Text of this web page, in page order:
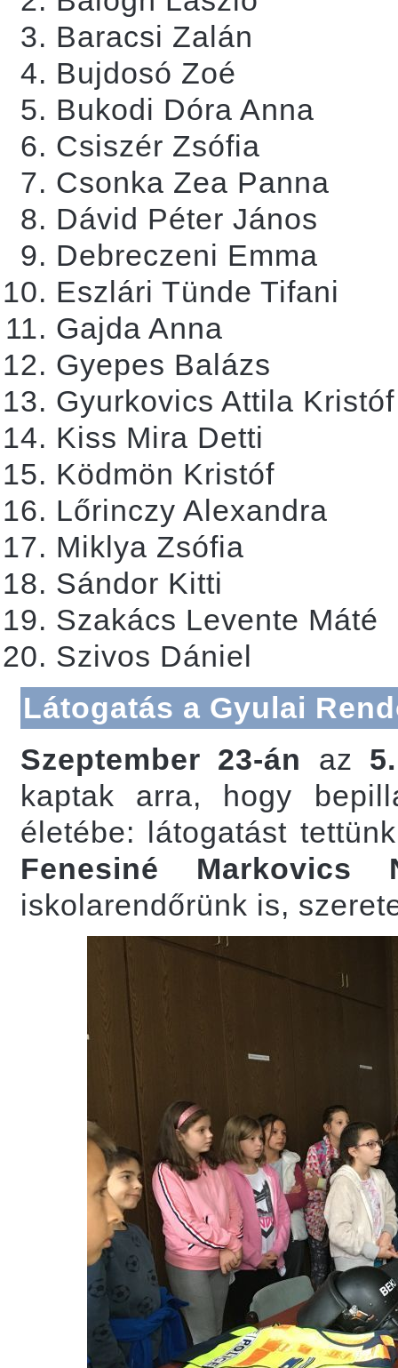
Baracsi Zalán
Bujdosó Zoé
Bukodi Dóra Anna
Csiszér Zsófia
Csonka Zea Panna
Dávid Péter János
Debreczeni Emma
Eszlári Tünde Tifani
Gajda Anna
Gyepes Balázs
Gyurkovics Attila Kristóf
Kiss Mira Detti
Ködmön Kristóf
Lőrinczy Alexandra
Miklya Zsófia
Sándor Kitti
Szakács Levente Máté
Szivos Dániel
Látogatás a Gyulai
Szeptember 23-án az
kaptak arra, hogy
életébe: látogatást
Fenesiné Markovics
iskolarendőrünk is,